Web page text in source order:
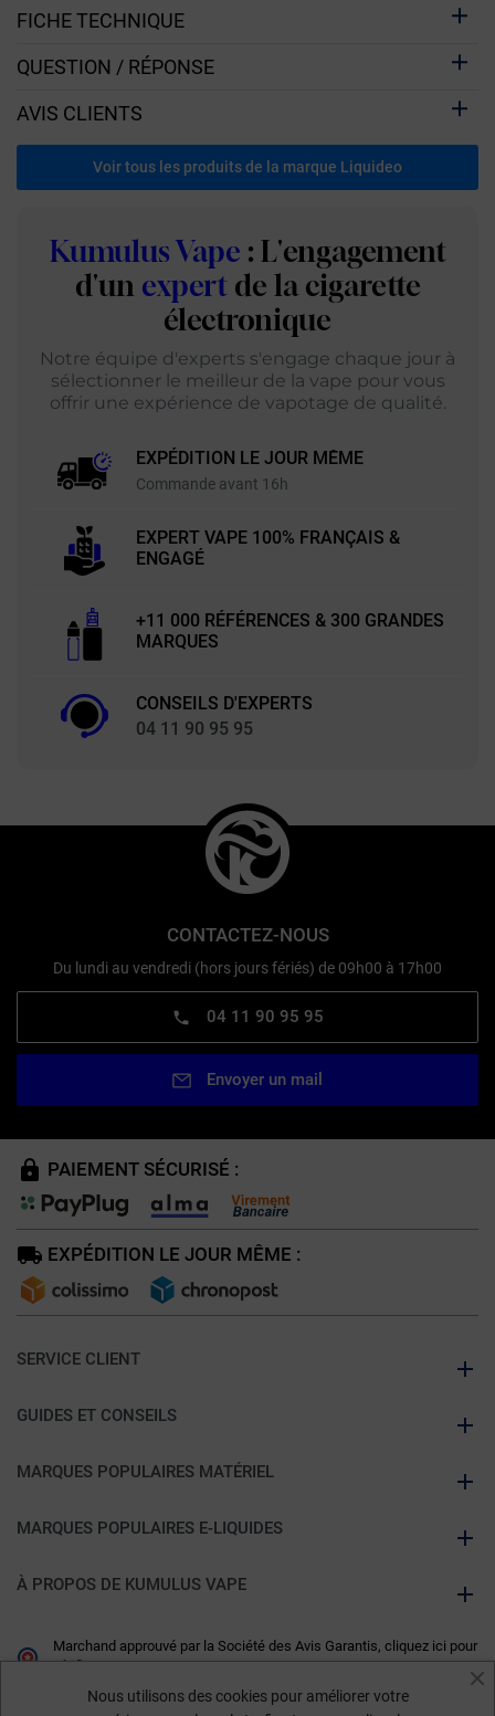
FICHE TECHNIQUE
QUESTION / RÉPONSE
AVIS CLIENTS
Voir tous les produits de la marque Liquideo
Kumulus Vape : L'engagement
d'un expert de la cigarette
électronique
Notre équipe d'experts s'engage chaque jour à
sélectionner le meilleur de la vape pour vous
offrir une expérience de vapotage de qualité.
EXPÉDITION LE JOUR MÊME
Commande avant 16h
EXPERT VAPE 100% FRANÇAIS &
ENGAGÉ
+11 000 RÉFÉRENCES & 300 GRANDES
MARQUES
CONSEILS D'EXPERTS
04 11 90 95 95
CONTACTEZ-NOUS
Du lundi au vendredi (hors jours fériés) de 09h00 à 17h00
04 11 90 95 95
Envoyer un mail
PAIEMENT SÉCURISÉ :
EXPÉDITION LE JOUR MÊME :
SERVICE CLIENT
GUIDES ET CONSEILS
MARQUES POPULAIRES MATÉRIEL
MARQUES POPULAIRES E-LIQUIDES
À PROPOS DE KUMULUS VAPE
Marchand approuvé par la Société des Avis Garantis, cliquez ici pour
vérifier.
Nous utilisons des cookies pour améliorer votre